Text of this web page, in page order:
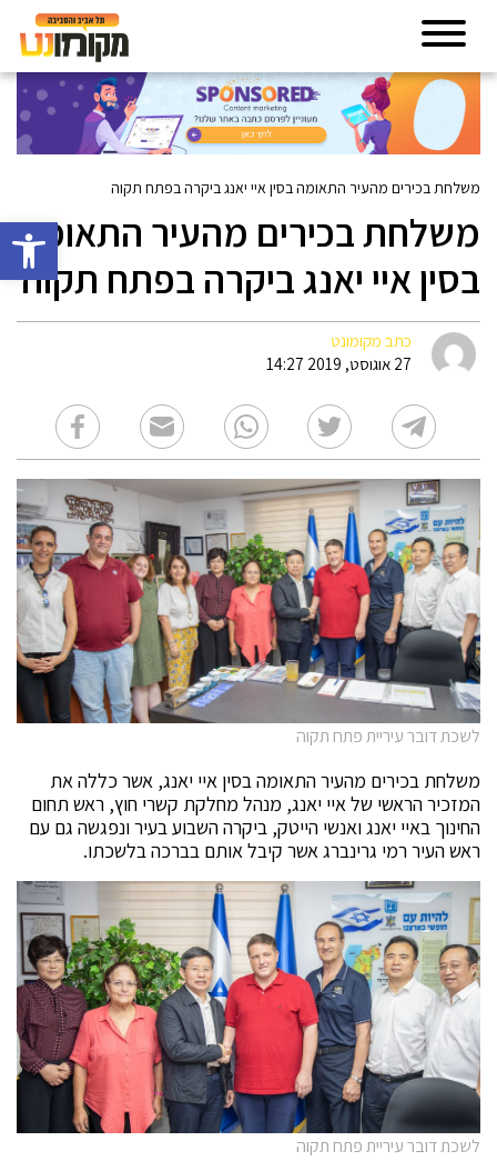
פתח
משלחת בכירים מהעיר התאומה בסין איי יאנג ביקרה בפתח תקוה
משלחת בכירים מהעיר התאומה
בסין איי יאנג ביקרה בפתח תקוה
כתב מקומונט
27 אוגוסט, 2019 14:27
לשכת דובר עיריית פתח תקוה
משלחת בכירים מהעיר התאומה בסין איי יאנג, אשר כללה את
המזכיר הראשי של איי יאנג, מנהל מחלקת קשרי חוץ, ראש תחום
החינוך באיי יאנג ואנשי הייטק, ביקרה השבוע בעיר ונפגשה גם עם
ראש העיר רמי גרינברג אשר קיבל אותם בברכה בלשכתו.
לשכת דובר עיריית פתח תקוה